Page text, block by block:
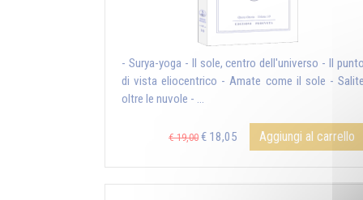
- Surya-yoga - Il sole, centro dell'universo - Il
di vista eliocentrico - Amate come il sole -
oltre le nuvole - ...
€ 19,00 € 18,05 Aggiungi al carrello